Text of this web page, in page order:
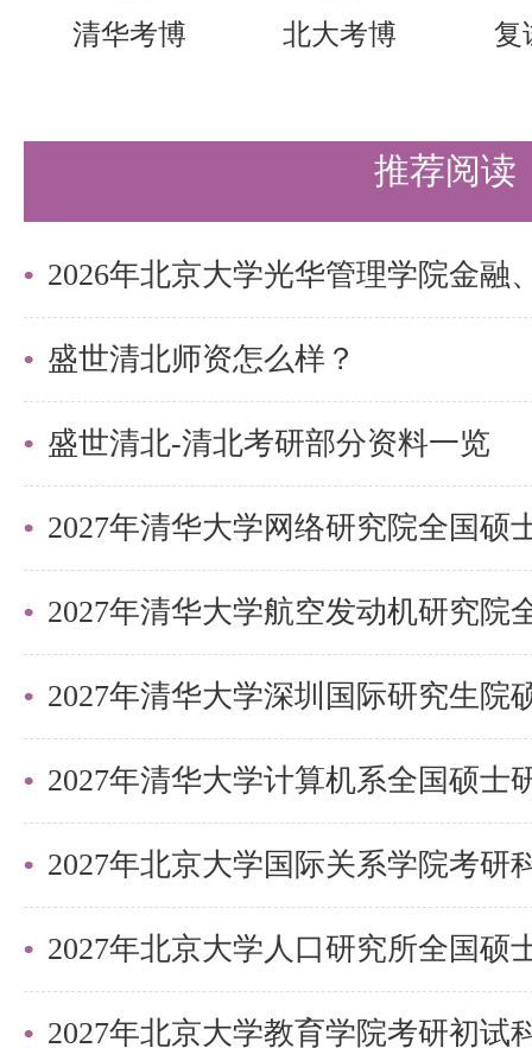
但低分考生（359分、363分）依
盛世清北团队点评：
无论是高录取率的专业，还是低
试都同样关键。高录取率不意味
录取率则更要求初试、复试双双
方向，都要做好复试准备——初
决定你能走到最后。
三、复试占比与成绩核算
根据北京大学医学部第三临床医
绩采用综合计分办法，实行百分
权重如下：
总成绩= 初试总分 ÷ 5 × 50% + 复
复试内容包括笔试和面试。复试
素质、学科知识结构、科学研究
清华考博 北大考博 复
推荐阅读
盛世清北师资怎么样？
盛世清北-清北考研部分资料一览
2027年清华大学深圳国际研究生院
2027年北京大学国际关系学院考研
2027年北京大学教育学院考研初试